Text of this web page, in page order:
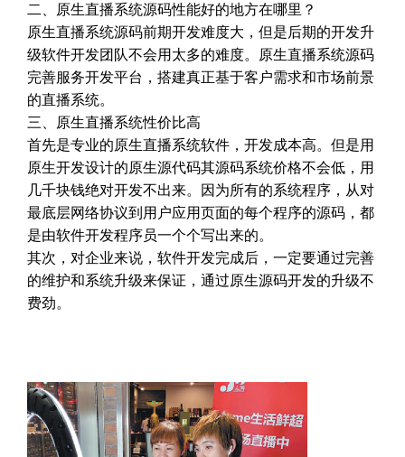
二、原生直播系统源码性能好的地方在哪里？
原生直播系统源码前期开发难度大，但是后期的开发升
级软件开发团队不会用太多的难度。原生直播系统源码
完善服务开发平台，搭建真正基于客户需求和市场前景
的直播系统。
三、原生直播系统性价比高
首先是专业的原生直播系统软件，开发成本高。但是用
原生开发设计的原生源代码其源码系统价格不会低，用
几千块钱绝对开发不出来。因为所有的系统程序，从对
最底层网络协议到用户应用页面的每个程序的源码，都
是由软件开发程序员一个个写出来的。
其次，对企业来说，软件开发完成后，一定要通过完善
的维护和系统升级来保证，通过原生源码开发的升级不
费劲。